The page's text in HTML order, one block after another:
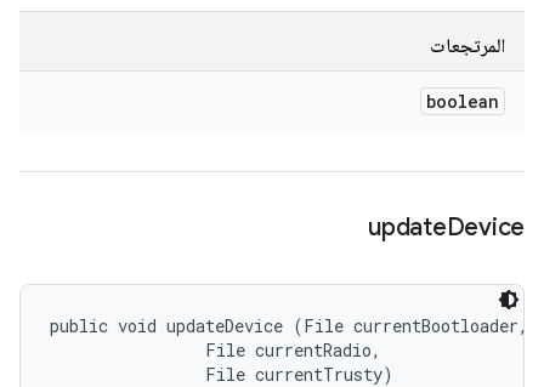
المرتجعات
boolean
updateDevice
public void updateDevice (File currentBootloader,
                File currentRadio,
                File currentTrusty)